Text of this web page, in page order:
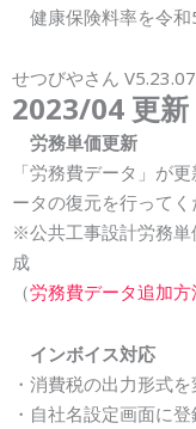
健康保険料率を令和
せつびやさん V5.23.07
2023/04 更新
労務単価更新
「労務費データ」が
ータの復元を行ってく
※公共工事設計労務
成
（労務費データ追加方
インボイス対応
・消費税の出力形式を
・自社名設定画面に